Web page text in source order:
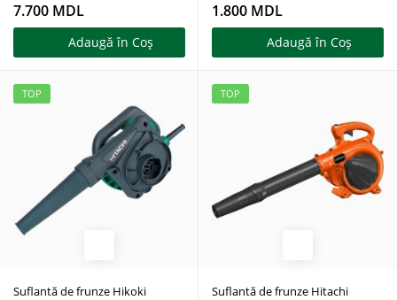
7.700 MDL
Adaugă în Coş
1.800 MDL
Adaugă în Coş
TOP
Suflantă de frunze Hikoki
TOP
Suflantă de frunze Hitachi